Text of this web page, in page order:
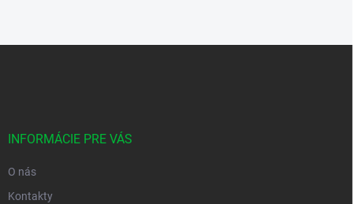
INFORMÁCIE PRE VÁS
O nás
Kontakty